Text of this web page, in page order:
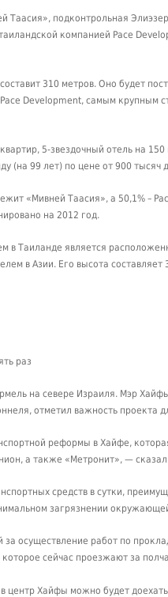
Таасия», подконтрольная
компанией Pace
310 метров. Оно будет
Development, самым крупным
5-звездочный отель на
(на 99 лет) по цене от 900
«Мивней Таасия», а 50,1% –
на 2012 год.
Таиланде является
в Азии. Его высота составляет
раз
на севере Израиля. Мэр
отметил важность проекта
реформы в Хайфе,
а также «Метронит», —
средств в сутки,
загрязнении
осуществление работ по
сейчас проезжают за
центр Хайфы можно будет